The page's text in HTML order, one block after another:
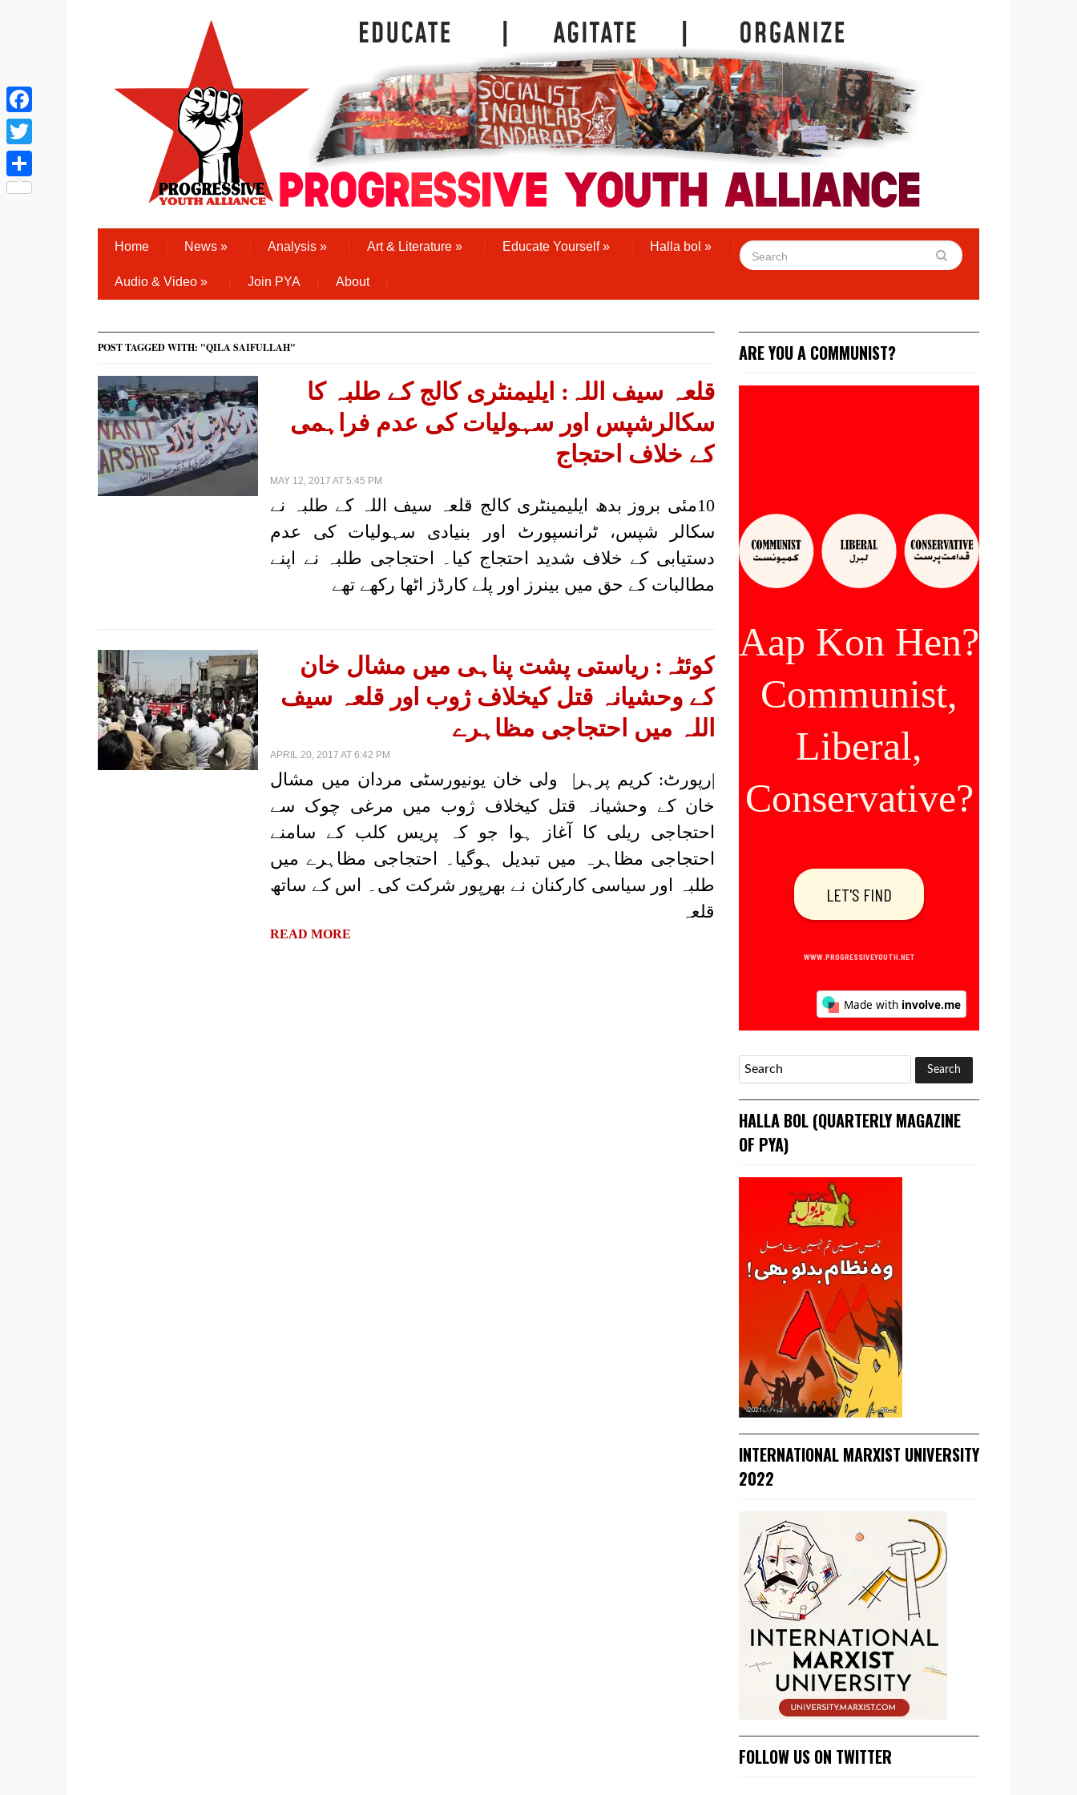
Home News » Analysis » Art & Literature » Educate Yourself» Halla bol »
Audio & Video » Join PYA About
POST TAGGED WITH: "QILA SAIFULLAH"
قلعہ سیف اللہ: ایلیمنٹری کالج کے طلبہ کا
سکالرشپس اور سہولیات کی عدم فراہمی
کے خلاف احتجاج
MAY 12, 2017 AT 5:45 PM
10مئی بروز بدھ ایلیمینٹری کالج قلعہ سیف اللہ کے طلبہ نے
سکالر شپس، ٹرانسپورٹ اور بنیادی سہولیات کی عدم
دستیابی کے خلاف شدید احتجاج کیا۔ احتجاجی طلبہ نے اپنے
مطالبات کے حق میں بینرز اور پلے کارڈز اٹھا رکھے تھے
کوئٹہ: ریاستی پشت پناہی میں مشال خان
کے وحشیانہ قتل کیخلاف ژوب اور قلعہ سیف
اللہ میں احتجاجی مظاہرے
APRIL 20, 2017 AT 6:42 PM
|رپورٹ: کریم پرہر| ولی خان یونیورسٹی مردان میں مشال
خان کے وحشیانہ قتل کیخلاف ژوب میں مرغی چوک سے
احتجاجی ریلی کا آغاز ہوا جو کہ پریس کلب کے سامنے
احتجاجی مظاہرہ میں تبدیل ہوگیا۔ احتجاجی مظاہرے میں
طلبہ اور سیاسی کارکنان نے بھرپور شرکت کی۔ اس کے ساتھ
قلعہ
READ MORE
ARE YOU A COMMUNIST?
HALLA BOL (QUARTERLY MAGAZINE
OF PYA)
INTERNATIONAL MARXIST UNIVERSITY
2022
FOLLOW US ON TWITTER
Facebook
Twitter
Share